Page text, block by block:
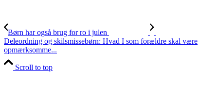
Børn har også brug for ro i julen
Deleordning og skilsmissebørn: Hvad I som forældre skal være
opmærksomme...
Scroll to top